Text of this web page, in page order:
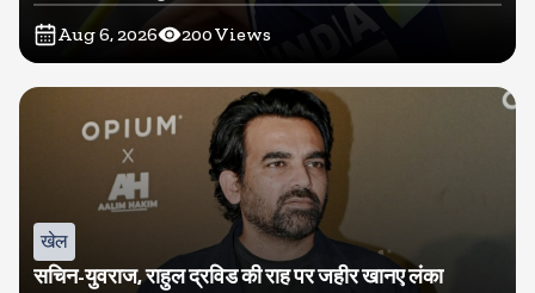
Aug 6, 2026 200Views
खेल
सचिन-युवराज, राहुल द्रविड की राह पर जहीर खानए लंका